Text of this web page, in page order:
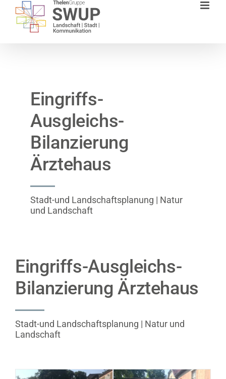
Zum
Inhalt
Eingriffs-
Ausgleichs-
Bilanzierung
Ärztehaus
Stadt-und Landschaftsplanung | Natur
und Landschaft
Eingriffs-Ausgleichs-
Bilanzierung Ärztehaus
Stadt-und Landschaftsplanung | Natur und
Landschaft